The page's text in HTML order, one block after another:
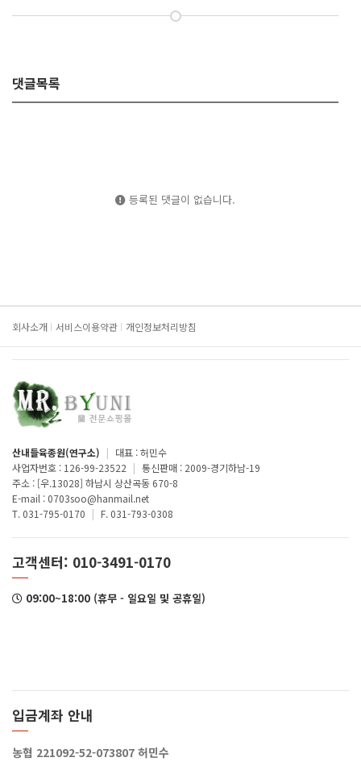
댓글목록
등록된 댓글이 없습니다.
회사소개 서비스이용약관 개인정보처리방침
산내들육종원(연구소) | 대표 : 허민수
사업자번호 : 126-99-23522 | 통신판매 : 2009-경기하남-19
주소 : [우.13028] 하남시 상산곡동 670-8
E-mail : 0703soo@hanmail.net
T. 031-795-0170 | F. 031-793-0308
고객센터: 010-3491-0170
09:00~18:00 (휴무 - 일요일 및 공휴일)
입금계좌 안내
농협 221092-52-073807 허민수